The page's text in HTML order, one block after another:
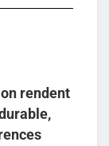
rendent